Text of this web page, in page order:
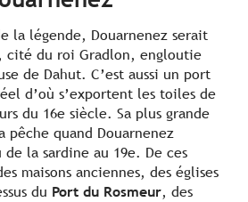
la légende, Douarnenez serait
, cité du roi Gradlon, engloutie
de Dahut. C’est aussi un port
d’où s’exportent les toiles de
du 16e siècle. Sa plus grande
pêche quand Douarnenez
la sardine au 19e. De ces
maisons anciennes, des églises
du Port du Rosmeur, des